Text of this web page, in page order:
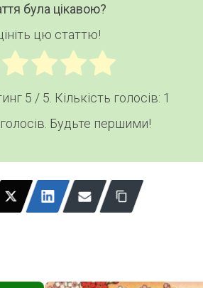
була цікавою?
цю статтю!
5 / 5. Кількість голосів: 1
Будьте першими!